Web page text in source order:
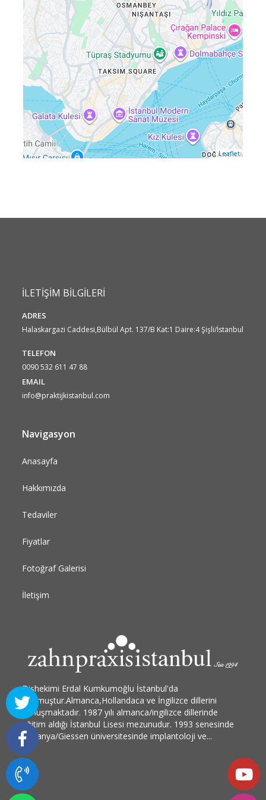
Leaflet
İLETİŞİM BİLGİLERİ
ADRES
Halaskargazi Caddesi,Bülbül Apt. 137/B Kat:1 Daire:4 Şişli/İstanbul
TELEFON
0090 532 611 47 88
EMAIL
info@praktijkistanbul.com
Navigasyon
Anasayfa
Hakkımızda
Tedaviler
Fiyatlar
Fotoğraf Galerisi
İletişim
Dişhekimi Erdal Kumkumoğlu İstanbul'da
doğmuştur.Almanca,Hollandaca ve İngilizce dillerini
konuşmaktadır. 1987 yılı almanca/ingilizce dillerinde
eğitim aldığı İstanbul Lisesi mezunudur. 1993 senesinde
Almanya/Giessen üniversitesinde implantoloji ve...